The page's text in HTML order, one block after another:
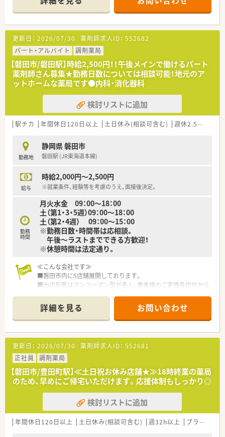
ております。
■今後も同地域に根ざした地域医療、無理な異動の心配もござい
ません。
≪薬局について≫
■内科・脳神経外科クリニック門前！
■嬉しい土日祝お休みの店舗です。
■18時閉局の薬局です。
更新日： 2026/07/30 薬剤師求人ID： 552682
パート・アルバイト
調剤薬局
【磐田市/磐田駅】時給2,500円！！午後メインで働けるパート
薬剤師さん募集★勤務日数については相談可能！地元のア
ットホームな薬局です●内科・消化器科
検討リストに追加
駅チカ 年間休日120日以上 土日休み(相談可含む) 週休2.5日以上
勤務地
静岡県 磐田市
磐田駅 (JR東海道本線)
給与
時給2,000円～2,500円
※就業条件、経験等を考慮のうえ、面接後決定。
勤務
時間
月火水金 09：00～18：00
土（第1・3・5週）09：00～18：00
土（第2・4週） 09：00～15：00
※勤務日数・時間帯は応相談。
午後～ラストまでできる方歓迎！
※休憩時間は法定通り。
≪こんな会社です≫
■磐田市内に5店舗展開しております。
■出店形態はマンツーマン型が多く、患者様のご家族各世代から
■かかりつけ薬局として従業員は積極的に認定薬剤師を取得し
ております。
■今後も同地域に根ざした地域医療、無理な異動の心配もござい
ません。
詳細を見る お問い合わせ
更新日： 2026/07/30 薬剤師求人ID： 552681
正社員
調剤薬局
【磐田市/豊田町駅】≪土日祝お休み店舗★≫18時終業の薬局
のため、早めにご帰宅いただけます。応援体制もしっかり◎
検討リストに追加
年間休日120日以上 土日休み(相談可含む) 週32h以上 ブランク可